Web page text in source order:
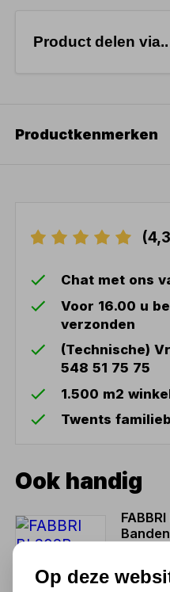
Product delen via..
Productkenmerken
(4,3
Chat met ons
Voor 16.00 u
verzonden
(Technische)
548 51 75 75
1.500 m2
Twents
Ook handig
Op deze